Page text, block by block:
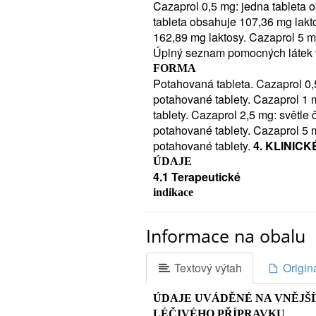
2/7
Neužívejte přípravek
jestliže jste alergický(á)
přípravku Cazaprol (viz bod 6:
-
jestliže jste alergický(á)
jsou kaptopril, enalapril,
-
jestliže se u Vás po užívání
nazývaný angioedém
angioedém nebo angioedém
jazyka.
-
Pokud se Vás cokoli z výše
si nejste jistý(á), poraďte se se
přípravek Cazaprol užívat.
zapotřebí:
Poraďte se se
přípravek Cazapol -
Cazaprol 0,5 mg: jedna tableta
tableta obsahuje 107,36 mg
162,89 mg laktosy. Cazaprol 5
Úplný seznam pomocných látek
FORMA
Potahovaná tableta. Cazaprol
potahované tablety. Cazaprol 1
tablety. Cazaprol 2,5 mg:
potahované tablety. Cazaprol 5
potahované tablety. 4.
ÚDAJE
4.1 Terapeutické
indikace
Dávkování a způsob podání
2/13
Cazaprol by měl být podáván
klinicky významný vliv na jeho
nebo po jídle. Dávka by se
Informace na obalu
Textový výtah
ÚDAJE UVÁDĚNÉ NA
LÉČIVÉHO PŘÍPRAVKU